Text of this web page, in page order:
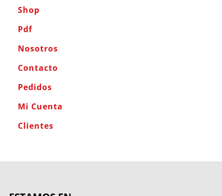
Shop
Pdf
Nosotros
Contacto
Pedidos
Mi Cuenta
Clientes